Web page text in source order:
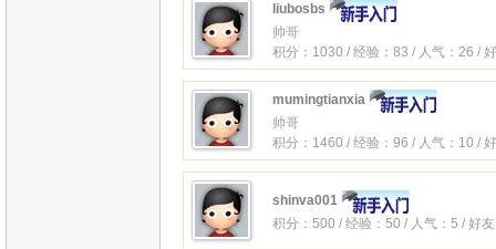
liubosbs
帅哥
积分：1030 / 经验：83 / 人气：26 /
mumingtianxia
帅哥
积分：1460 / 经验：96 / 人气：10 /
shinva001
积分：500 / 经验：50 / 人气：5 / 好